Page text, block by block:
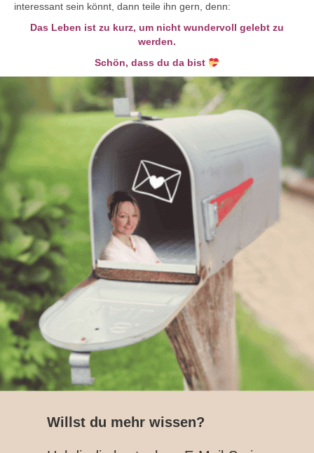
interessant sein könnt, dann teile ihn gern, denn:
Das Leben ist zu kurz, um nicht wundervoll gelebt zu
werden.
Schön, dass du da bist
Willst du mehr wissen?